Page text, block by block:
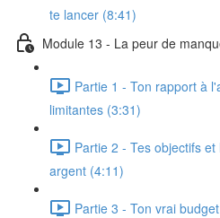
te lancer (8:41)
Module 13 - La peur de
Partie 1 - Ton rapport à
limitantes (3:31)
Partie 2 - Tes objectifs
argent (4:11)
Partie 3 - Ton vrai